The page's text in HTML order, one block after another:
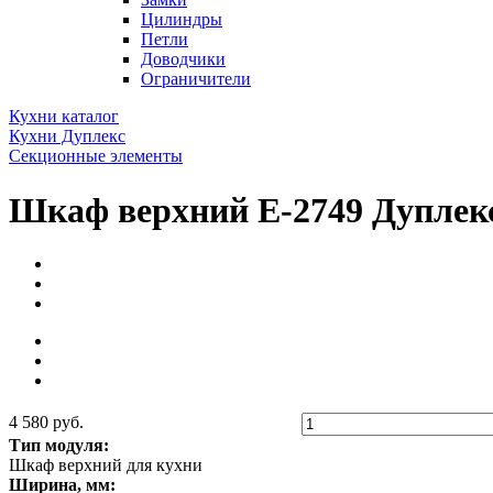
Цилиндры
Петли
Доводчики
Ограничители
Кухни каталог
Кухни Дуплекс
Секционные элементы
Шкаф верхний Е-2749
4 580 руб.
Тип модуля:
Шкаф верхний для кухни
Ширина, мм: